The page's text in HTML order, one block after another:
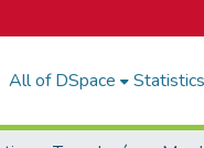
All of DSpace Statistics